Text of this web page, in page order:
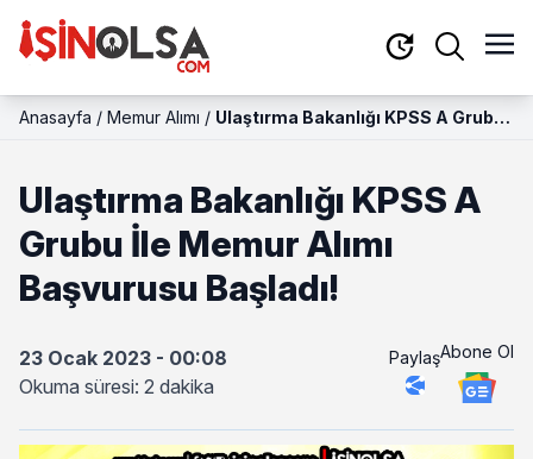
Anasayfa / Memur Alımı / Ulaştırma Bakanlığı KPSS A Grubu
Ulaştırma Bakanlığı KPSS A
Grubu İle Memur Alımı
Başvurusu Başladı!
23 Ocak 2023 - 00:08
Okuma süresi: 2 dakika
PaylaşAbone Ol